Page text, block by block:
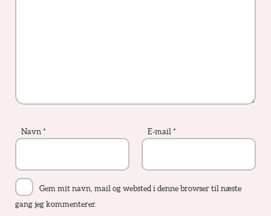
Navn * E-mail *
Gem mit navn, mail og websted i denne browser til næste
gang jeg kommenterer.